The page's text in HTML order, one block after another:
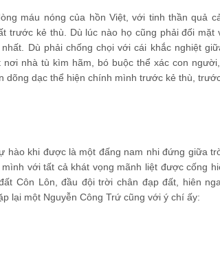
máu nóng của hồn Việt, với tinh thần quả
trước kẻ thù. Dù lúc nào họcũng phải đối mặt
Dù phải chống chọi với cái khắc nghiệt
nhà tù kìm hãm, bó buộc thể xác con
dõng dạc thể hiện chính mình trước kẻ thù,
hào khi được là một đấng nam nhi đứng giữa
với tất cả khát vọng mãnh liệt được cống
Côn Lôn, đầu đội trời chân đạp đất, hiên
lại một Nguyễn Công Trứ cũng với ý chí ấy: